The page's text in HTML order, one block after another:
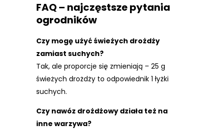
FAQ – najczęstsze pytania
ogrodników
Czy mogę użyć świeżych drożdży
zamiast suchych?
Tak, ale proporcje się zmieniają – 25 g
świeżych drożdży to odpowiednik 1 łyżki
suchych.
Czy nawóz drożdżowy działa też na
inne warzywa?